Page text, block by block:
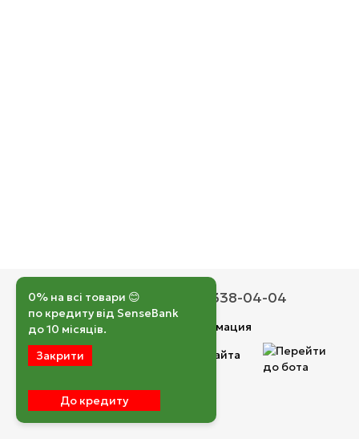
050 193-42-43 067 338-04-04
Контактная информация
Полная версия сайта
Укр
0% на всі товари 😊
по кредиту від SenseBank
до 10 місяців.
Закрити
До кредиту